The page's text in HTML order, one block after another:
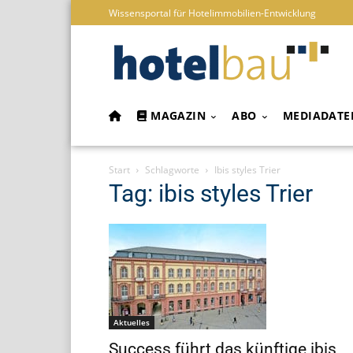
Wissensportal für Hotelimmobilien-Entwicklung
MAGAZIN ABO
Start Schlagworte Ibis styles Trier
Tag: ibis styles Trier
Aktuelles
Success führt das künftige ibis